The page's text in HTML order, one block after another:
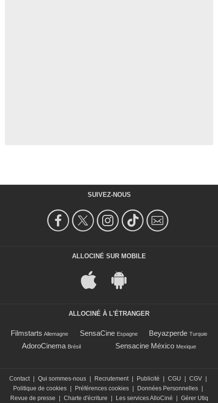
SUIVEZ-NOUS
ALLOCINÉ SUR MOBILE
ALLOCINÉ À L'ÉTRANGER
Filmstarts Allemagne SensaCine Espagne Beyazperde Turquie
AdoroCinema Brésil Sensacine México Mexique
Contact Qui sommes-nous Recrutement Publicité CGU CGV
Politique de cookies
Préférences cookies Données Personnelles
Revue de presse
Charte d'écriture Les services AlloCiné Gérer Utiq